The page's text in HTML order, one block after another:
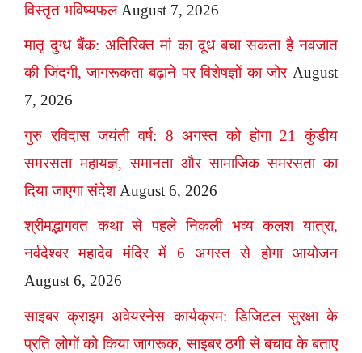
विस्तृत भविष्यफल August 7, 2026
मातृ दुग्ध बैंक: अतिरिक्त मां का दूध बचा सकता है नवजात
की जिंदगी, जागरूकता बढ़ाने पर विशेषज्ञों का जोर August
7, 2026
गुरु रविदास जयंती वर्ष: 8 अगस्त को होगा 21 कुंडीय
समरसता महायज्ञ, समानता और सामाजिक समरसता का
दिया जाएगा संदेश August 6, 2026
श्रीमद्भागवत कथा से पहले निकली भव्य कलश यात्रा,
नर्वदेश्वर महादेव मंदिर में 6 अगस्त से होगा आयोजन
August 6, 2026
साइबर क्राइम अवेयरनेस कार्यक्रम: डिजिटल सुरक्षा के
प्रति लोगों को किया जागरूक, साइबर ठगी से बचाव के बताए